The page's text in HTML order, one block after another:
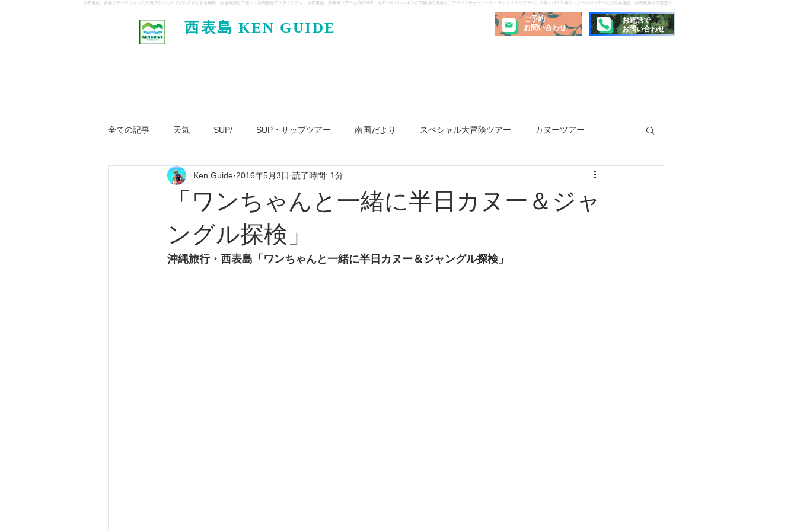
世界遺産、西表ツアーランキング人気のケンガイドがおすすめする離島・石垣島旅行で遊ぶ・西表観光アクティビティ、世界遺産、西表島ツアー人気のSUP・カヌー＆トレッキングで秘境の滝巡り、アドベンチャーボート・ヨットクルーズでパナリ島・バラス島シュノーケルツアーなど世界遺産、西表島旅行で遊ぼう！
西表島 KEN GUIDE
ご予約
お問い合わせ
お電話で
お問い合わせ
全ての記事 天気 SUP/ SUP・サップツアー 南国だより スペシャル大冒険ツアー カヌーツアー
ジャングル大冒険ツアー パナリ島 ヨット
「ワンちゃんと一緒に半日カヌー＆ジャ
ングル探検」
Ken Guide 2016年5月3日 読了時間: 1分
沖縄旅行・西表島「ワンちゃんと一緒に半日カヌー＆ジャングル探検」